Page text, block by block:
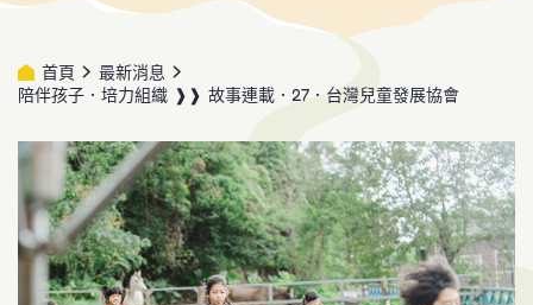
首頁
最新消息
陪伴孩子．培力組織 ❱❱ 故事連載．27．台灣兒童發展協會